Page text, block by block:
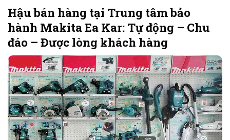
Hậu bán hàng tại Trung tâm bảo
hành Makita Ea Kar: Tự động – Chu
đáo – Được lòng khách hàng